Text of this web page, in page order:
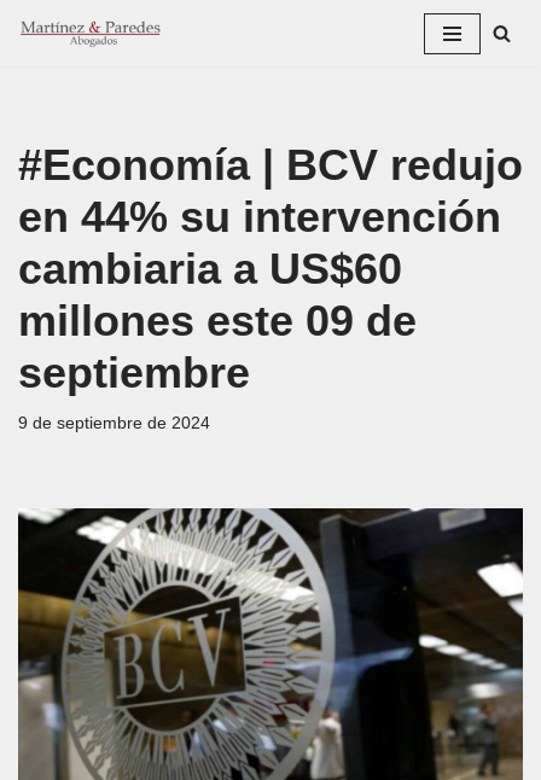
#Economía | BCV redujo
en 44% su intervención
cambiaria a US$60
millones este 09 de
septiembre
9 de septiembre de 2024